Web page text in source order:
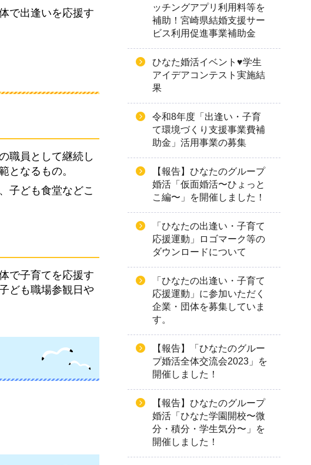
で出逢いを応援す
職員として継続し
となるもの。
子ども食堂などこ
で子育てを応援す
ども職場参観日や
ッチングアプリ利用料等を
補助！宮崎県結婚支援サー
ビス利用促進事業補助金
ひなた婚活イベント♥学生
アイデアコンテスト実施結
果
令和8年度「出逢い・子育
て環境づくり支援事業費補
助金」活用事業の募集
【報告】ひなたのグループ
婚活「仮面婚活〜ひょっと
こ編〜」を開催しました！
「ひなたの出逢い・子育て
応援運動」ロゴマーク等の
ダウンロードについて
「ひなたの出逢い・子育て
応援運動」に参加いただく
企業・団体を募集していま
す。
【報告】「ひなたのグルー
プ婚活全体交流会2023」を
開催しました！
【報告】ひなたのグループ
婚活「ひなた学園開校〜微
分・積分・学生気分〜」を
開催しました！